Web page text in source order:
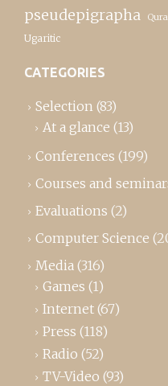
pseudepigrapha
Ugaritic
CATEGORIES
Selection (83)
At a glance (13)
Conferences (199)
Courses and
Evaluations (2)
Computer Science
Media (316)
Games (1)
Internet (67)
Press (118)
Radio (52)
TV-Video (93)